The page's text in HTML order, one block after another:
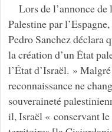
Lors de l’annonce
Palestine par
Pedro Sanchez déclara
la création d’un État
l’État d’Israël. »
reconnaissance ne
souveraineté
il, Israël « conservant